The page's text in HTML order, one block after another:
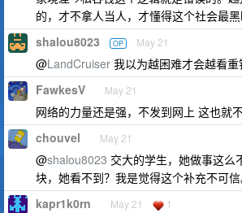
的，才不拿人当人，才懂得这个社会最黑
shalou8023 OP May 21
@LandCruiser 我以为越困难才会越看重
FawkesV May 21
网络的力量还是强，不发到网上 这也就
chouvel May 21
@shalou8023 交大的学生，她做事这么
块，她看不到？我是觉得这个补充不可信
kapr1k0rn May 21 1